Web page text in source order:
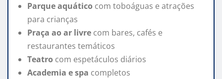
Parque aquático com toboáguas e atrações
para crianças
Praça ao ar livre com bares, cafés e
restaurantes temáticos
Teatro com espetáculos diários
Academia e spa completos